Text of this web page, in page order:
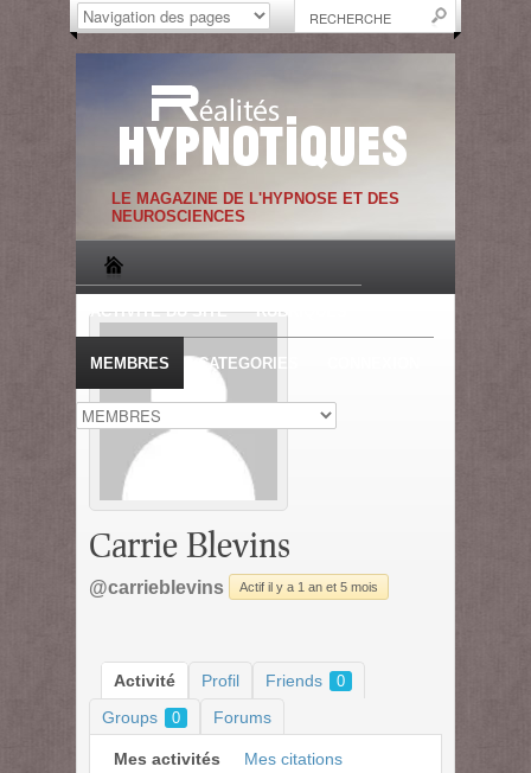
LE MAGAZINE DE L'HYPNOSE ET DES
NEUROSCIENCES
ACTIVITE DU SITE RUBRIQUES
MEMBRES CATEGORIES
Carrie Blevins
@carrieblevins Actif il y a 1 an et 5 mois
Activité Profil Friends 0
Groups 0 Forums
Mes activités
Mes citations